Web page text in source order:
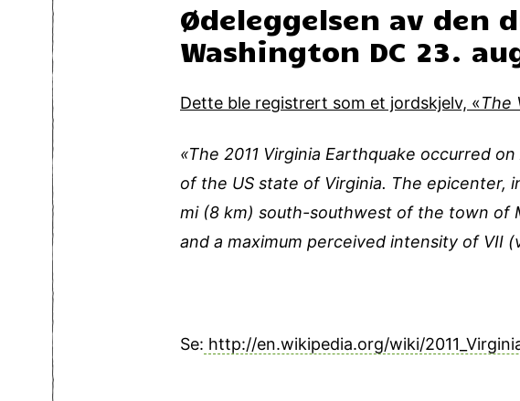
Ødeleggelsen av den
Washington DC 23.
Dette ble registrert som et jordskjelv, «The
«The 2011 Virginia Earthquake occurred
of the US state of Virginia. The epicenter,
mi (8 km) south-southwest of the town of
and a maximum perceived intensity of VII
Se: http://en.wikipedia.org/wiki/